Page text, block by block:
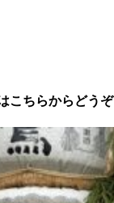
こちらからどうぞ